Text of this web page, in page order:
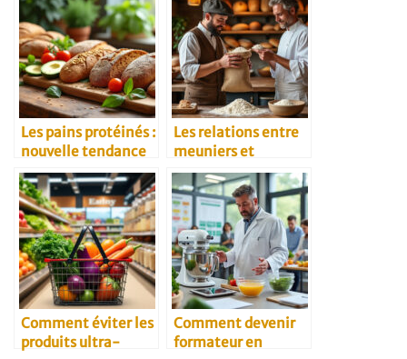
Les pains protéinés :
nouvelle tendance
santé
Les relations entre
meuniers et
restaurateurs
Comment éviter les
produits ultra-
Comment devenir
formateur en